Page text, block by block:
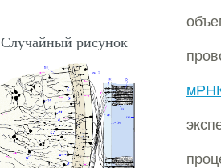
Случайный рисунок